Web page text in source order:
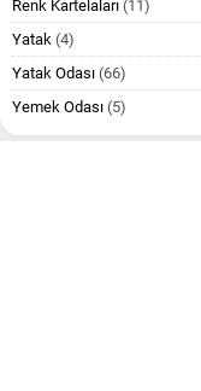
Renk Kartelaları (11)
Yatak (4)
Yatak Odası (66)
Yemek Odası (5)